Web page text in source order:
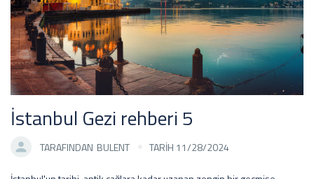
İstanbul Gezi rehberi 5
TARAFINDAN BULENT TARİH 11/28/2024